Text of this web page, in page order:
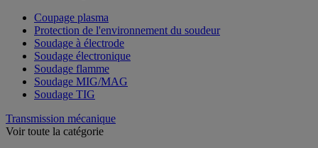
Coupage plasma
Protection de l'environnement du soudeur
Soudage à électrode
Soudage électronique
Soudage flamme
Soudage MIG/MAG
Soudage TIG
Transmission mécanique
Voir toute la catégorie